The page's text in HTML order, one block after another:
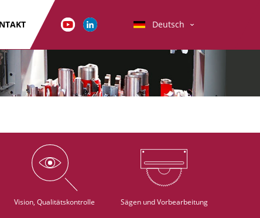
Deutsch
Vision, Qualitätskontrolle Sägen und Vorbearbeitung